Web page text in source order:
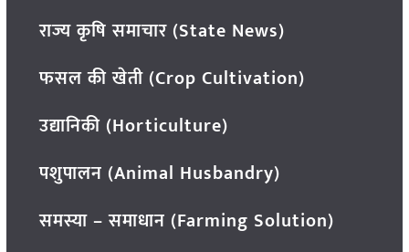
राज्य कृषि समाचार (State News)
फसल की खेती (Crop Cultivation)
उद्यानिकी (Horticulture)
पशुपालन (Animal Husbandry)
समस्या – समाधान (Farming Solution)